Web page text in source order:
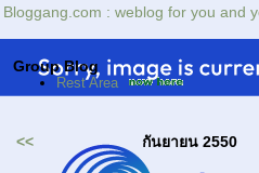
Bloggang.com : weblog for you and
Group Blog
Rest Area
<<
กันยายน 2550